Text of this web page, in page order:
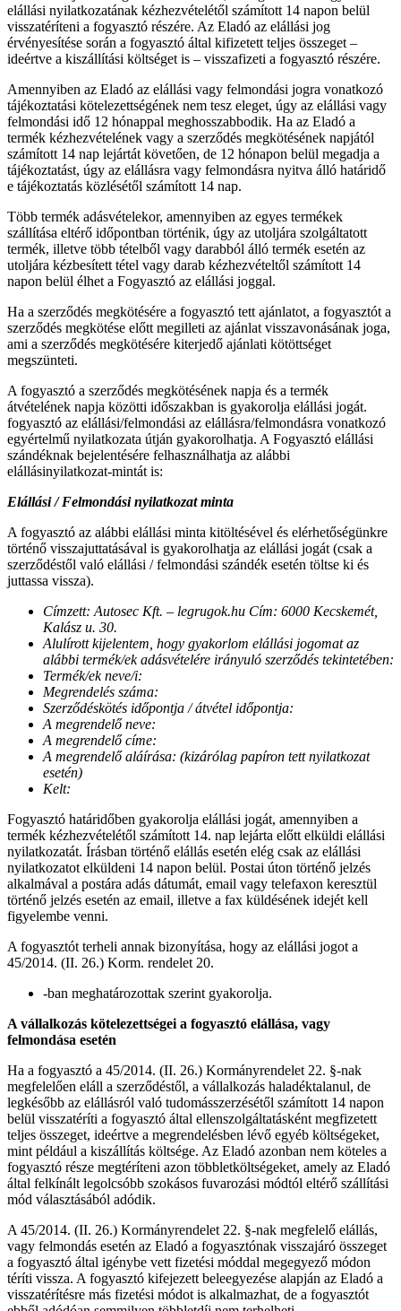
elállási nyilatkozatának kézhezvételétől számított 14 napon belül
visszatéríteni a fogyasztó részére. Az Eladó az elállási jog
érvényesítése során a fogyasztó által kifizetett teljes összeget –
ideértve a kiszállítási költséget is – visszafizeti a fogyasztó részére.
Amennyiben az Eladó az elállási vagy felmondási jogra vonatkozó
tájékoztatási kötelezettségének nem tesz eleget, úgy az elállási vagy
felmondási idő 12 hónappal meghosszabbodik. Ha az Eladó a
termék kézhezvételének vagy a szerződés megkötésének napjától
számított 14 nap lejártát követően, de 12 hónapon belül megadja a
tájékoztatást, úgy az elállásra vagy felmondásra nyitva álló határidő
e tájékoztatás közlésétől számított 14 nap.
Több termék adásvételekor, amennyiben az egyes termékek
szállítása eltérő időpontban történik, úgy az utoljára szolgáltatott
termék, illetve több tételből vagy darabból álló termék esetén az
utoljára kézbesített tétel vagy darab kézhezvételtől számított 14
napon belül élhet a Fogyasztó az elállási joggal.
Ha a szerződés megkötésére a fogyasztó tett ajánlatot, a fogyasztót a
szerződés megkötése előtt megilleti az ajánlat visszavonásának joga,
ami a szerződés megkötésére kiterjedő ajánlati kötöttséget
megszünteti.
A fogyasztó a szerződés megkötésének napja és a termék
átvételének napja közötti időszakban is gyakorolja elállási jogát.
fogyasztó az elállási/felmondási az elállásra/felmondásra vonatkozó
egyértelmű nyilatkozata útján gyakorolhatja. A Fogyasztó elállási
szándéknak bejelentésére felhasználhatja az alábbi
elállásinyilatkozat-mintát is:
Elállási / Felmondási nyilatkozat minta
A fogyasztó az alábbi elállási minta kitöltésével és elérhetőségünkre
történő visszajuttatásával is gyakorolhatja az elállási jogát (csak a
szerződéstől való elállási / felmondási szándék esetén töltse ki és
juttassa vissza).
Címzett: Autosec Kft. – legrugok.hu Cím: 6000 Kecskemét,
Kalász u. 30.
Alulírott kijelentem, hogy gyakorlom elállási jogomat az
alábbi termék/ek adásvételére irányuló szerződés tekintetében:
Termék/ek neve/i:
Megrendelés száma:
Szerződéskötés időpontja / átvétel időpontja:
A megrendelő neve:
A megrendelő címe:
A megrendelő aláírása: (kizárólag papíron tett nyilatkozat
esetén)
Kelt:
Fogyasztó határidőben gyakorolja elállási jogát, amennyiben a
termék kézhezvételétől számított 14. nap lejárta előtt elküldi elállási
nyilatkozatát. Írásban történő elállás esetén elég csak az elállási
nyilatkozatot elküldeni 14 napon belül. Postai úton történő jelzés
alkalmával a postára adás dátumát, email vagy telefaxon keresztül
történő jelzés esetén az email, illetve a fax küldésének idejét kell
figyelembe venni.
A fogyasztót terheli annak bizonyítása, hogy az elállási jogot a
45/2014. (II. 26.) Korm. rendelet 20.
-ban meghatározottak szerint gyakorolja.
A vállalkozás kötelezettségei a fogyasztó elállása, vagy
felmondása esetén
Ha a fogyasztó a 45/2014. (II. 26.) Kormányrendelet 22. §-nak
megfelelően eláll a szerződéstől, a vállalkozás haladéktalanul, de
legkésőbb az elállásról való tudomásszerzésétől számított 14 napon
belül visszatéríti a fogyasztó által ellenszolgáltatásként megfizetett
teljes összeget, ideértve a megrendelésben lévő egyéb költségeket,
mint például a kiszállítás költsége. Az Eladó azonban nem köteles a
fogyasztó része megtéríteni azon többletköltségeket, amely az Eladó
által felkínált legolcsóbb szokásos fuvarozási módtól eltérő szállítási
mód választásából adódik.
A 45/2014. (II. 26.) Kormányrendelet 22. §-nak megfelelő elállás,
vagy felmondás esetén az Eladó a fogyasztónak visszajáró összeget
a fogyasztó által igénybe vett fizetési móddal megegyező módon
téríti vissza. A fogyasztó kifejezett beleegyezése alapján az Eladó a
visszatérítésre más fizetési módot is alkalmazhat, de a fogyasztót